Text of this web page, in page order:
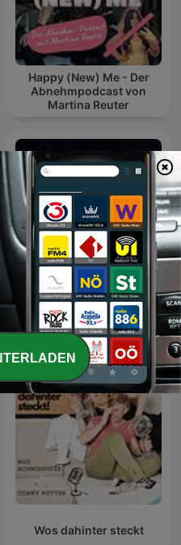
Happy (New) Me - Der
Abnehmpodcast von
Martina Reuter
Plauschangriff
Wos dahinter steckt